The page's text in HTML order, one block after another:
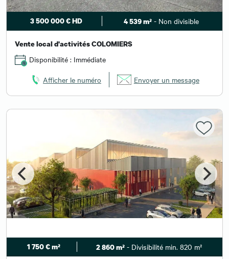
3 500 000 € HD 4 539 m² - Non divisible
Vente local d'activités COLOMIERS
Disponibilité : Immédiate
Afficher le numéro Envoyer un message
1 750 € m² 2 860 m² - Divisibilité min. 820 m²